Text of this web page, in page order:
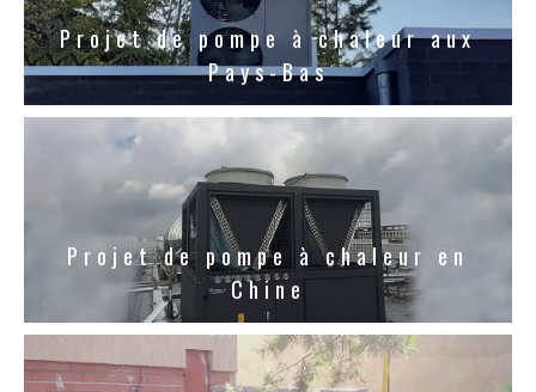
Projet de pompe à chaleur aux
Pays-Bas
Projet de pompe à chaleur en
Chine